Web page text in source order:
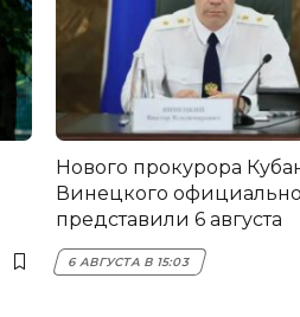
Нового прокурора
Винецкого официально
представили 6 августа
6 АВГУСТА В 15:03